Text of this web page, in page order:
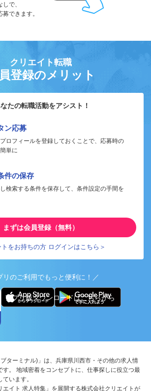
で、
できます。
クリエイト転職
登録のメリット
たの転職活動をアシスト！
ン応募
ロフィールを登録しておくことで、応募時の
単に
件の保存
検索する条件を保存して、条件設定の手間を
まずは会員登録（無料）
トをお持ちの方 ログインはこちら＞
リのご利用でもっと便利に！／
アプリ版ダウンロードはこちらから
ブターミナル)」は、兵庫県川西市・その他の求人情
す。 地域密着をコンセプトに、仕事探しに役立つ最
います。
エイト 求人特集」を展開する株式会社クリエイトが